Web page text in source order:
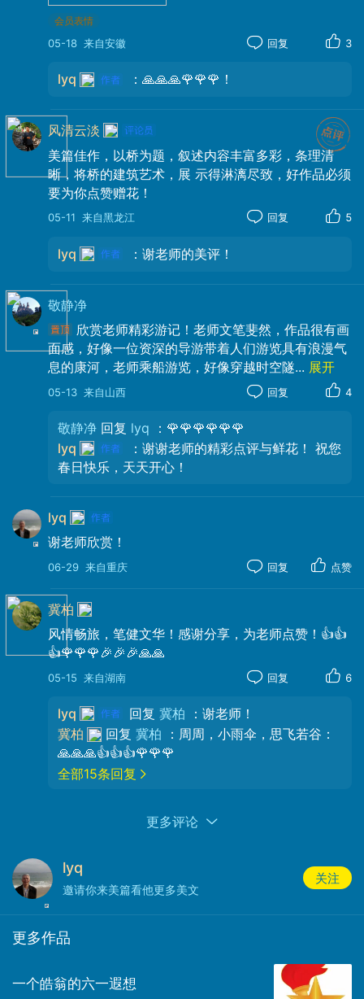
（此图片选自网络，致谢原作者！）
紧接着，叹息桥出现在眼前。
此桥设计灵感来自意大利威尼斯的叹息
桥。威尼斯叹息桥建于1603年，为封闭式拱
桥结构，两端联接法院与监狱，囚犯经此桥
时只能透过小窗瞥见外界，传说死囚经此桥
时因绝望而叹息。
建于1831年的剑桥叹息桥的外形和结构与
威尼斯叹息桥相仿，但因学生文化赋予了此
桥独特的含义：其一，剑桥大学学术考核严
格，未通过考试的学生行经此桥时经常发出
叹息，校方借此警示学生须勤奋学习；其
鸣的象征，被英国女王视为剑桥最具代表性
的建筑之一。中国现代最伟大诗人之一徐志
摩的《再别康挢》中提到的“康桥”即指此
桥。
会员表情
05-18 来自安徽 回复 3
lyq ：🙏🙏🙏🌹🌹🌹！
风清云淡
美篇佳作，以桥为题，叙述内容丰富多彩，条理清
晰，将桥的建筑艺术，展 示得淋漓尽致，好作品必须
要为你点赞赠花！
05-11 来自黑龙江 回复 5
lyq ：谢老师的美评！
敬静净
欣赏老师精彩游记！老师文笔斐然，作品很有画
面感，好像一位资深的导游带着人们游览具有浪漫气
息的康河，老师乘船游览，好像穿越时空隧... 展开
05-13 来自山西 回复 4
敬静净 回复 lyq
：🌹🌹🌹🌹🌹🌹
lyq
：谢谢老师的精彩点评与鲜花！ 祝您
春日快乐，天天开心！
lyq
谢老师欣赏！
06-29 来自重庆 回复 点赞
冀柏
风情畅旅，笔健文华！感谢分享，为老师点赞！👍👍
👍🌹🌹🌹🎉🎉🎉🙏🙏
05-15 来自湖南 回复 6
lyq 回复 冀柏
：谢老师！
冀柏
回复 冀柏
：周周，小雨伞，思飞若谷：
🙏🙏🙏👍👍👍🌹🌹🌹
全部15条回复
更多评论
lyq
邀请你来美篇看他更多美文
关注
更多作品
一个皓翁的六一遐想